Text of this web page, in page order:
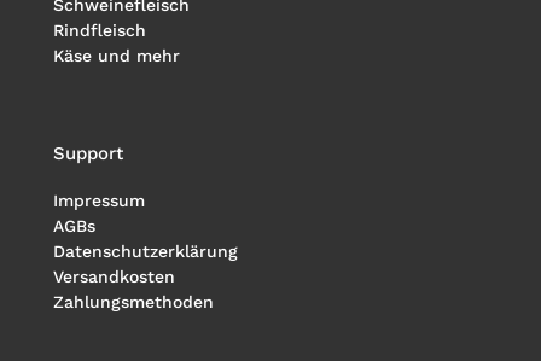
Schweinefleisch
Rindfleisch
Käse und mehr
Support
Impressum
AGBs
Datenschutzerklärung
Versandkosten
Zahlungsmethoden